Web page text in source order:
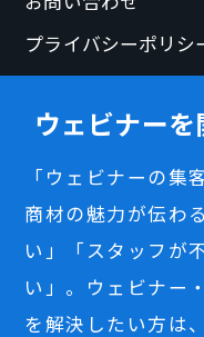
プライバシーポリシ
ウェビナー
「ウェビナーの集
商材の魅力が伝わ
い」「スタッフが
い」。ウェビナー
を解決したい方は